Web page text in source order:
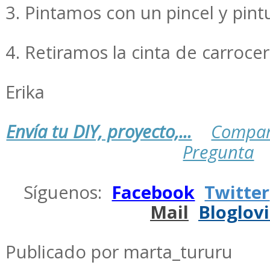
3. Pintamos con un pincel y
4. Retiramos la cinta de
Erika
Envía tu DIY, proyecto,...
Pregunta
Síguenos: Facebook Twitter
Mail
Publicado por marta_tururu